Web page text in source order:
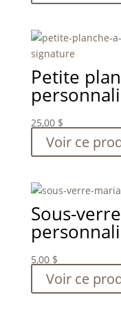
Petite
25,00 $
Voir ce
Sous-
5,00 $
Voir ce